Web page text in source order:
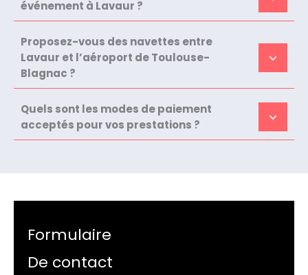
événement à Lavaur ?
Proposez-vous des navettes entre
Lavaur et l’aéroport de Toulouse-
Blagnac ?
Quels sont les modes de paiement
acceptés pour vos prestations ?
Formulaire
De contact